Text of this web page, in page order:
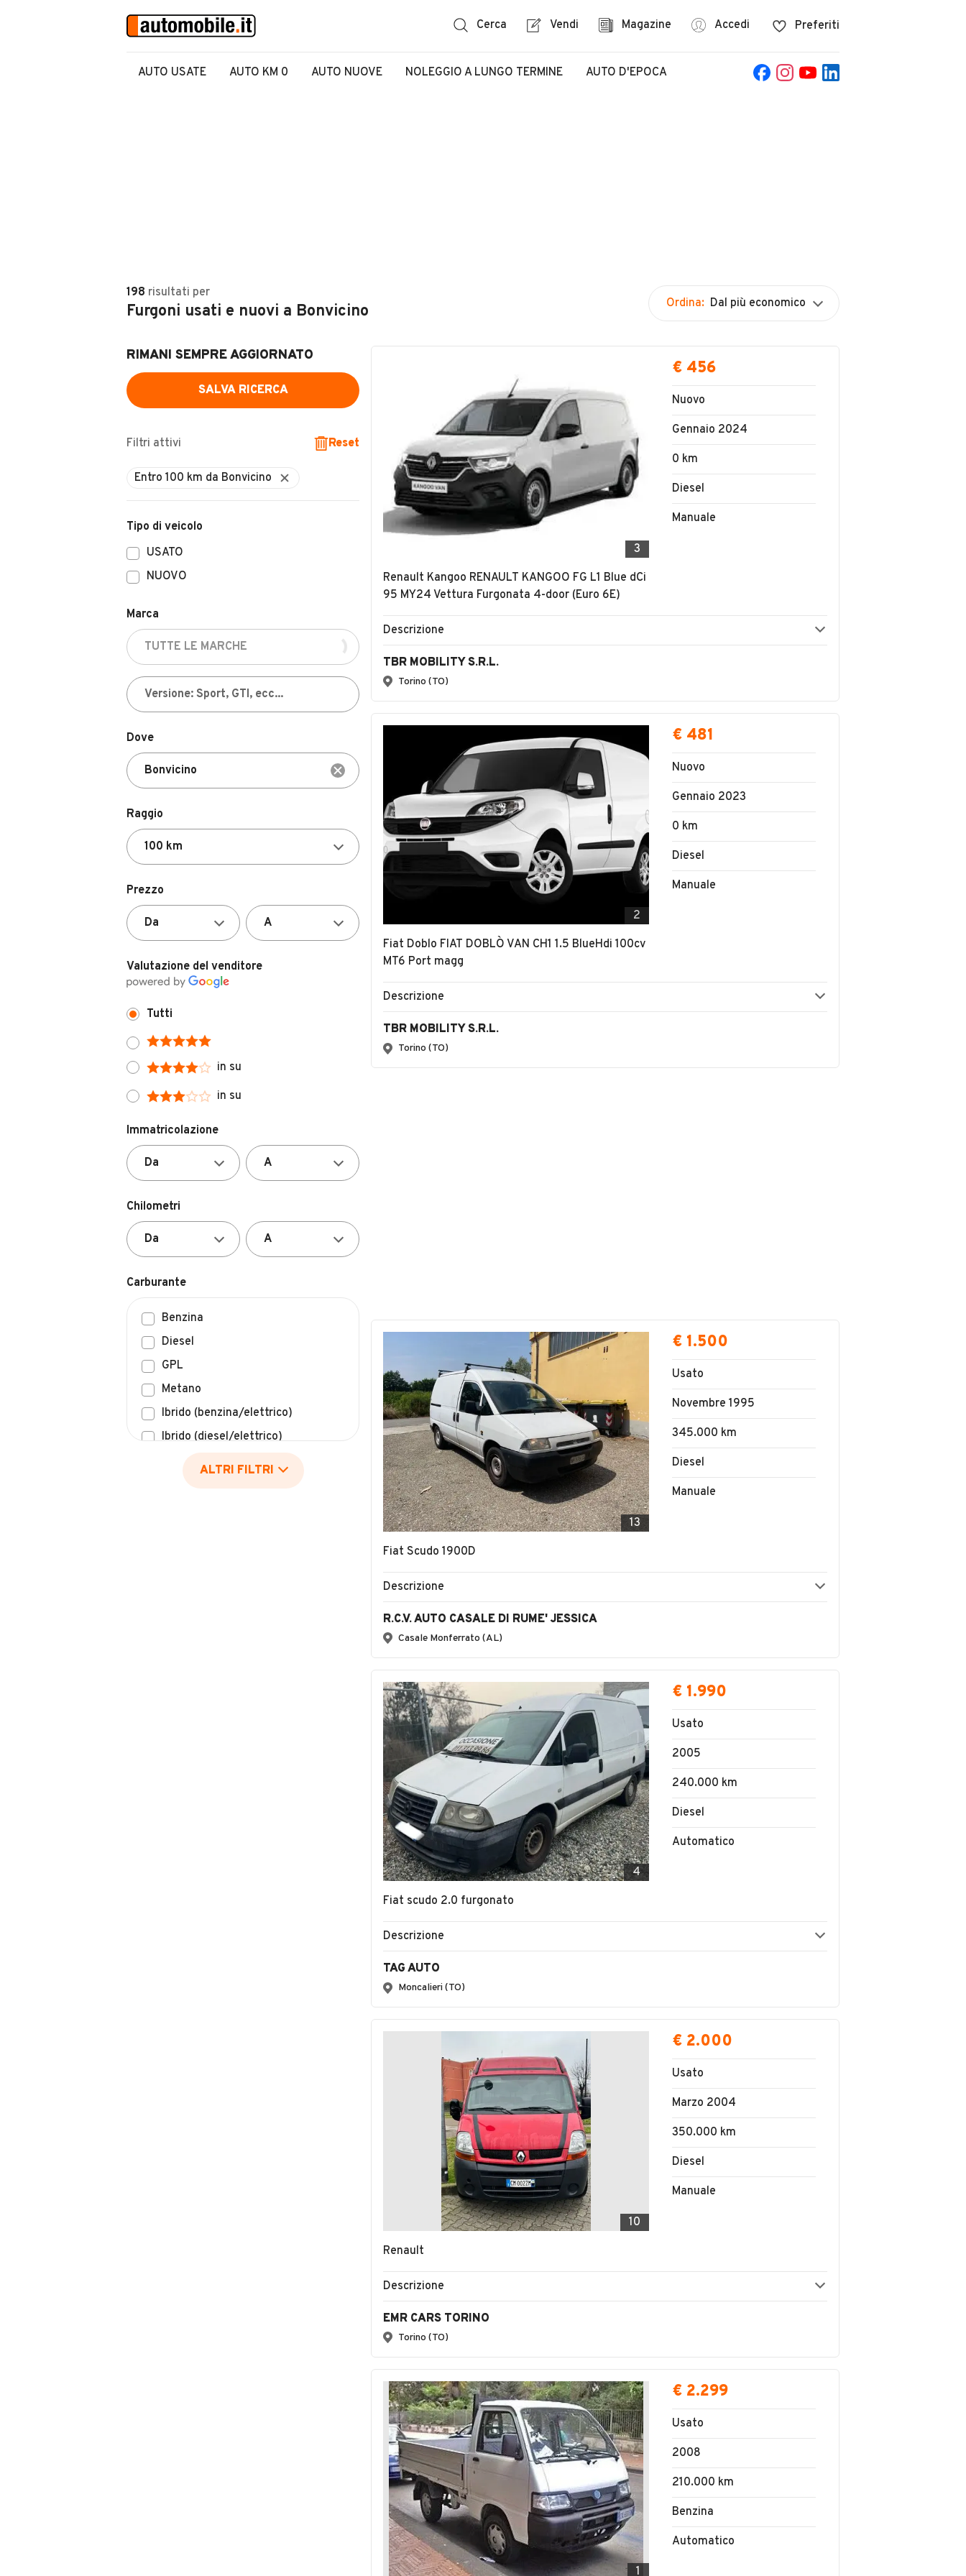
Cerca Vendi Magazine Accedi Preferiti
AUTO USATE AUTO KM 0 AUTO NUOVE NOLEGGIO A LUNGO TERMINE AUTO D'EPOCA
198 risultati per
Furgoni usati e nuovi a Bonvicino Ordina: Dal più economico
RIMANI SEMPRE AGGIORNATO
SALVA RICERCA
Filtri attivi Reset
Tipo di veicolo
USATO
NUOVO
Marca
Dove
Raggio
Prezzo
Valutazione del venditore
Tutti
in su
in su
Immatricolazione
Chilometri
Carburante
Benzina
Diesel
GPL
Metano
Ibrido (benzina/elettrico)
Ibrido (diesel/elettrico)
Elettrico
Idrogeno
ALTRI FILTRI
3
Renault Kangoo RENAULT KANGOO FG L1 Blue dCi
95 MY24 Vettura Furgonata 4-door (Euro 6E)
€ 456
Nuovo
Gennaio 2024
0 km
Diesel
Manuale
Descrizione
TBR MOBILITY S.R.L.
Torino (TO)
2
Fiat Doblo FIAT DOBLÒ VAN CH1 1.5 BlueHdi 100cv
MT6 Port magg
€ 481
Nuovo
Gennaio 2023
0 km
Diesel
Manuale
Descrizione
TBR MOBILITY S.R.L.
Torino (TO)
13
Fiat Scudo 1900D
€ 1.500
Usato
Novembre 1995
345.000 km
Diesel
Manuale
Descrizione
R.C.V. AUTO CASALE DI RUME' JESSICA
Casale Monferrato (AL)
4
Fiat scudo 2.0 furgonato
€ 1.990
Usato
2005
240.000 km
Diesel
Automatico
Descrizione
TAG AUTO
Moncalieri (TO)
10
Renault
€ 2.000
Usato
Marzo 2004
350.000 km
Diesel
Manuale
Descrizione
EMR CARS TORINO
Torino (TO)
1
€ 2.299
Usato
2008
210.000 km
Benzina
Automatico